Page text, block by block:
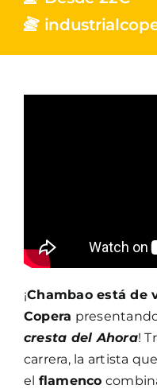
¡Chambao está de
Copera
cresta del Ahora!
carrera, la artista
el flamenco